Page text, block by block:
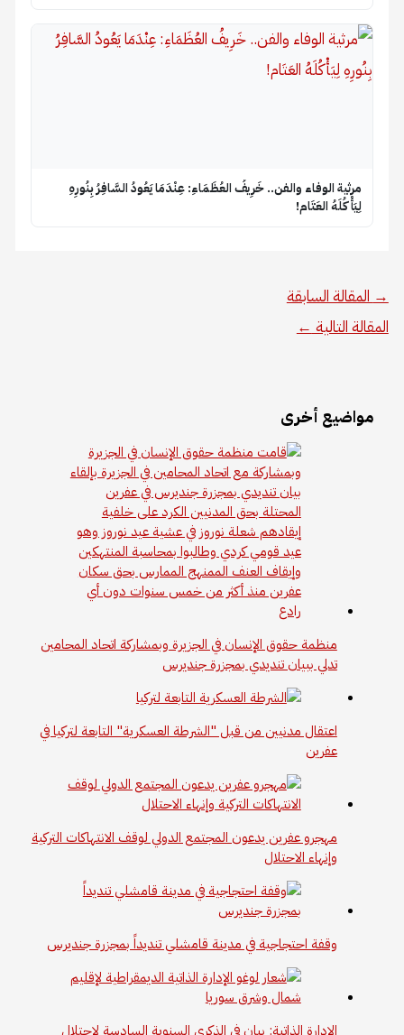
​مرثية الوفاء والفن.. خَرِيفُ العُظَمَاءِ: عِنْدَمَا يَعُودُ السَّافِرُ بِنُورِهِ
لِيَأْكُلَهُ العَتَام!
→ المقالة السابقة
المقالة التالية ←
مواضيع أخرى
منظمة حقوق الإنسان في الجزيرة وبمشاركة اتحاد المحامين
تدلي ببيان تنديدي بمجزرة جنديرس
اعتقال مدنيين من قبل "الشرطة العسكرية" التابعة لتركيا في
عفرين
مهجرو عفرين يدعون المجتمع الدولي لوقف الانتهاكات التركية
وإنهاء الاحتلال
وقفة احتجاجية في مدينة قامشلي تنديداً بمجزرة جنديرس
الإدارة الذاتية: بيان في الذكرى السنوية السادسة لاحتلال